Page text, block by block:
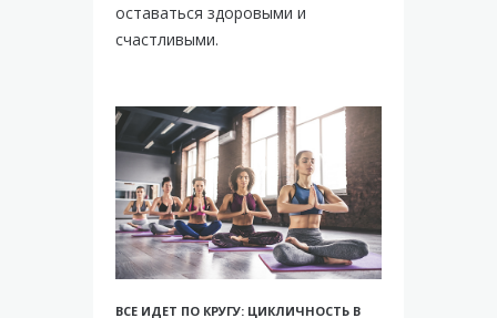
оставаться здоровыми и
счастливыми.
ВСЕ ИДЕТ ПО КРУГУ: ЦИКЛИЧНОСТЬ В